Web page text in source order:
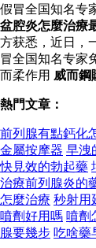
假冒全国知名专
盆腔炎怎麼治療
方获悉，近日，
冒全国知名专家
而柔作用 威而鋼
熱門文章：
前列腺有點鈣化
金屬按摩器 早洩
快見效的勃起藥
治療前列腺炎的
怎麼治療 秒射用
噴劑好用嗎 噴劑
腺要幾步 吃啥藥